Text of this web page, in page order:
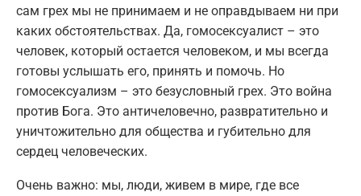
сам грех мы не принимаем и не оправдываем ни при
каких обстоятельствах. Да, гомосексуалист – это
человек, который остается человеком, и мы всегда
готовы услышать его, принять и помочь. Но
гомосексуализм – это безусловный грех. Это война
против Бога. Это античеловечно, развратительно и
уничтожительно для общества и губительно для
сердец человеческих.
Очень важно: мы, люди, живем в мире, где все